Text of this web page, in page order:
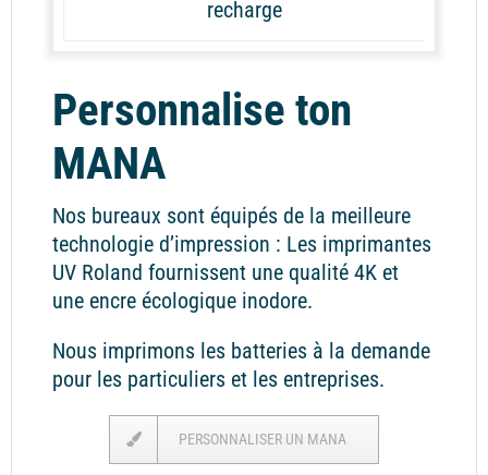
recharge
Personnalise ton
MANA
Nos bureaux sont équipés de la meilleure
technologie d’impression : Les imprimantes
UV Roland fournissent une qualité 4K et
une encre écologique inodore.
Nous imprimons les batteries à la demande
pour les particuliers et les entreprises.
PERSONNALISER UN MANA